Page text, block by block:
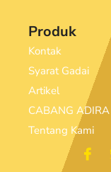
Produk
Kontak
Syarat Gadai
Artikel
CABANG ADIRA
Tentang Kami